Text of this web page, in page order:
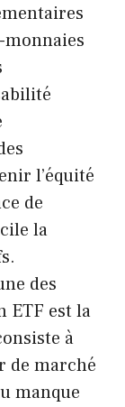
l’équité
de
la
des
ETF est la
à
de marché
manque